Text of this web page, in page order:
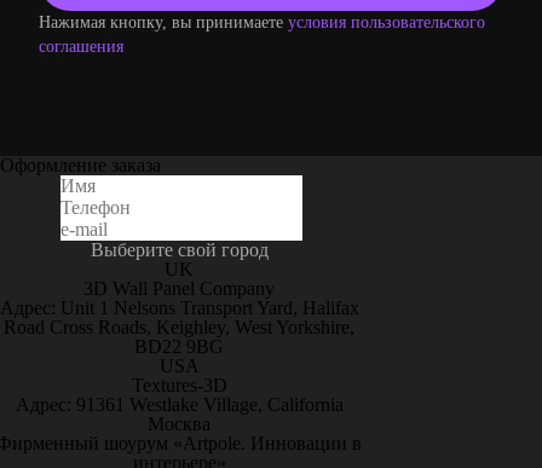
Нажимая кнопку, вы принимаете условия пользовательского
соглашения
Оформление заказа
Выберите свой город
UK
3D Wall Panel Company
Адрес: Unit 1 Nelsons Transport Yard, Halifax
Road Cross Roads, Keighley, West Yorkshire,
BD22 9BG
USA
Textures-3D
Адрес: 91361 Westlake Village, California
Москва
шоурум «Artpole. Инновации в
интерьере»